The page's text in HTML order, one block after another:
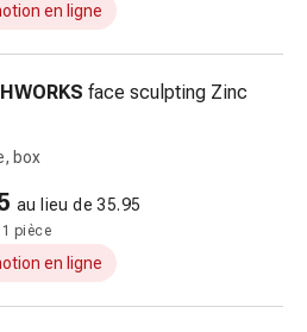
en ligne
face sculpting Zinc
box
au lieu de 35.95
pièce
en ligne